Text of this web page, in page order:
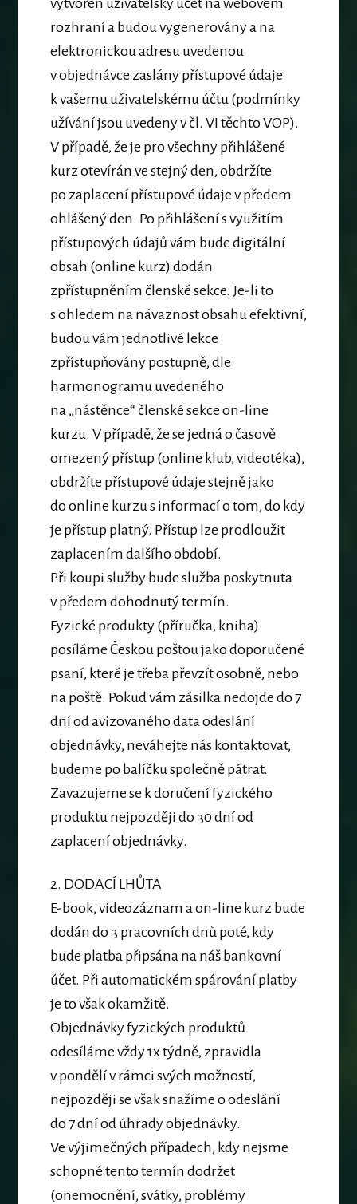
vytvořen uživatelský účet na webovém
rozhraní a budou vygenerovány a na
elektronickou adresu uvedenou
v objednávce zaslány přístupové údaje
k vašemu uživatelskému účtu (podmínky
užívání jsou uvedeny v čl. VI těchto VOP).
V případě, že je pro všechny přihlášené
kurz otevírán ve stejný den, obdržíte
po zaplacení přístupové údaje v předem
ohlášený den. Po přihlášení s využitím
přístupových údajů vám bude digitální
obsah (online kurz) dodán
zpřístupněním členské sekce. Je-li to
s ohledem na návaznost obsahu efektivní,
budou vám jednotlivé lekce
zpřístupňovány postupně, dle
harmonogramu uvedeného
na „nástěnce“ členské sekce on-line
kurzu. V případě, že se jedná o časově
omezený přístup (online klub, videotéka),
obdržíte přístupové údaje stejně jako
do online kurzu s informací o tom, do kdy
je přístup platný. Přístup lze prodloužit
zaplacením dalšího období.
Při koupi služby bude služba poskytnuta
v předem dohodnutý termín.
Fyzické produkty (příručka, kniha)
posíláme Českou poštou jako doporučené
psaní, které je třeba převzít osobně, nebo
na poště. Pokud vám zásilka nedojde do 7
dní od avizovaného data odeslání
objednávky, neváhejte nás kontaktovat,
budeme po balíčku společně pátrat.
Zavazujeme se k doručení fyzického
produktu nejpozději do 30 dní od
zaplacení objednávky.
2. DODACÍ LHŮTA
E-book, videozáznam a on-line kurz bude
dodán do 3 pracovních dnů poté, kdy
bude platba připsána na náš bankovní
účet. Při automatickém spárování platby
je to však okamžitě.
Objednávky fyzických produktů
odesíláme vždy 1x týdně, zpravidla
v pondělí v rámci svých možností,
nejpozději se však snažíme o odeslání
do 7 dní od úhrady objednávky.
Ve výjimečných případech, kdy nejsme
schopné tento termín dodržet
(onemocnění, svátky, problémy